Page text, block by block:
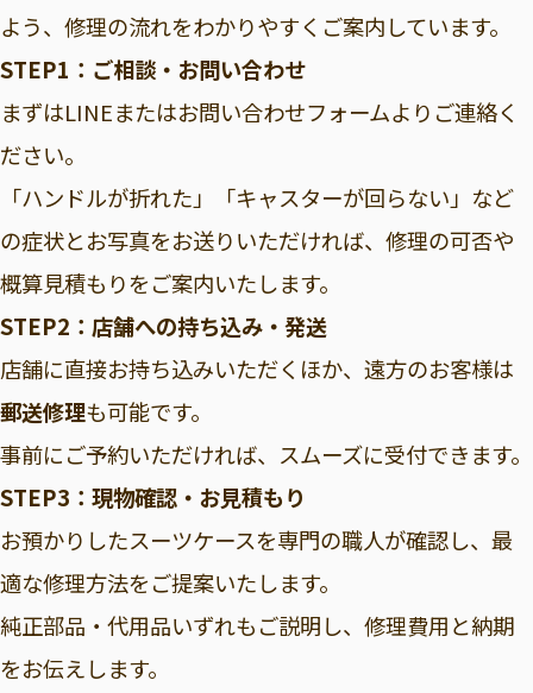
よう、修理の流れをわかりやすくご案内しています。
STEP1：ご相談・お問い合わせ
まずはLINEまたはお問い合わせフォームよりご連絡く
ださい。
「ハンドルが折れた」「キャスターが回らない」など
の症状とお写真をお送りいただければ、修理の可否や
概算見積もりをご案内いたします。
STEP2：店舗への持ち込み・発送
店舗に直接お持ち込みいただくほか、遠方のお客様は
郵送修理も可能です。
事前にご予約いただければ、スムーズに受付できます。
STEP3：現物確認・お見積もり
お預かりしたスーツケースを専門の職人が確認し、最
適な修理方法をご提案いたします。
純正部品・代用品いずれもご説明し、修理費用と納期
をお伝えします。